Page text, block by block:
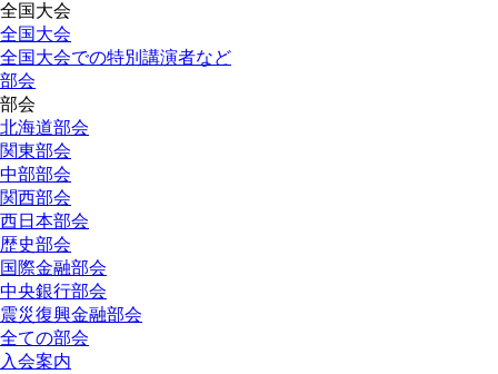
全国大会
全国大会
全国大会での特別講演者など
部会
部会
北海道部会
関東部会
中部部会
関西部会
西日本部会
歴史部会
国際金融部会
中央銀行部会
震災復興金融部会
全ての部会
入会案内